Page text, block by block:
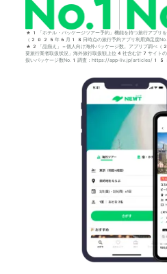
*1「ホテル・パッケージツアー予約」機能を持つ旅行アプリ
（2025年6月18日時点の旅行予約アプリ利用満足度
*2「品揃え」＝個人向け海外パッケージ数。アプリブ
要旅行業者取扱状況」海外旅行取扱額上位4社含む計7サイトの
扱いパッケージ数No.1調査：https://app-liv.jp/